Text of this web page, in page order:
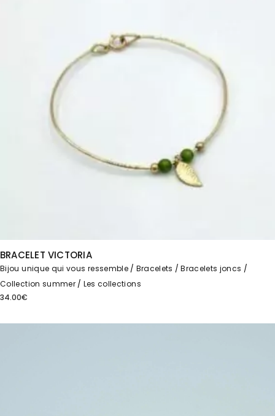
BRACELET VICTORIA
Bijou unique qui vous ressemble Bracelets
Bracelets joncs
Collection summer
Les collections
34.00€